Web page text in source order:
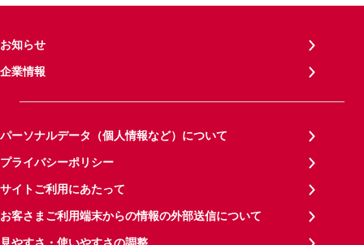
お知らせ
企業情報
パーソナルデータ（個人情報など）について
プライバシーポリシー
サイトご利用にあたって
お客さまご利用端末からの情報の外部送信について